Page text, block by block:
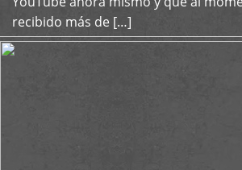
recibido más de […]